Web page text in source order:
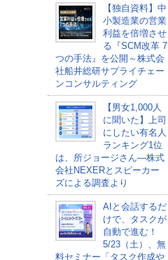
【独自資料】中
小製造業の営業
利益を倍増させ
る『SCM改革 7
つの手法』を公開～株式会
社船井総研サプライチェー
ンコンサルティング
【男女1,000人
に聞いた】上司
にしたい有名人
ランキング1位
は、所ジョージさん―株式
会社NEXERとスピーカー
ズによる調査より
AIと会話するだ
けで、タスクが
自動で進む！
5/23（土）、無
料セミナー「タスク作成や